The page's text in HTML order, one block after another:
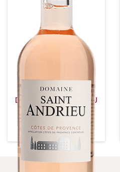
DOMAINE SAINT ANDRIEU
Rosé • 2019
Alcohol content : 13,5°